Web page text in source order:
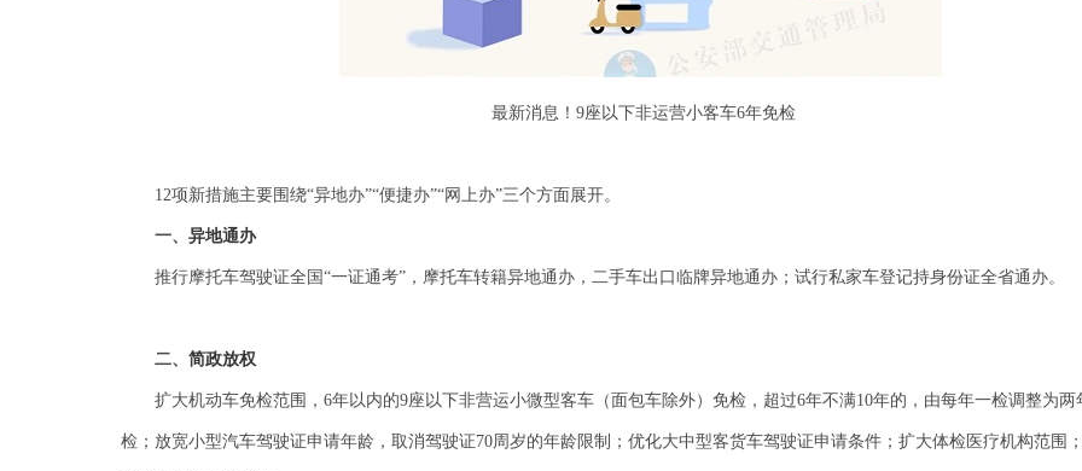
最新消息！ 9座以下非运营小客车6年免检
12项新措施主要围绕“异地办”“便捷办”“网上办”三个方面展开。
一、 异地通办
推行摩托车驾驶证全国 “一证通考”，摩托车转籍异地通办，二手车出口临牌异地通办；试行私家车登记持身份证全省通办。
二、 简政放权
扩大机动车免检范围， 6年以内的9座以下非营运小微型客车（面包车除外）免检，超过6年不满10年的，由每年一检调整为两
检；放宽小型汽车驾驶证申请年龄，取消驾驶证70周岁的年龄限制；优化大中型客货车驾驶证申请条件；扩大体检医疗机构范围